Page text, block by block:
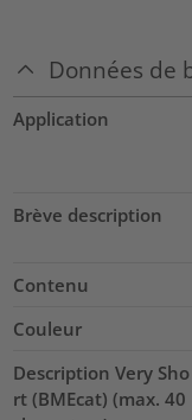
Données de
Application
Brève description
Contenu
Couleur
Description Very Sho
rt (BMEcat) (max. 40